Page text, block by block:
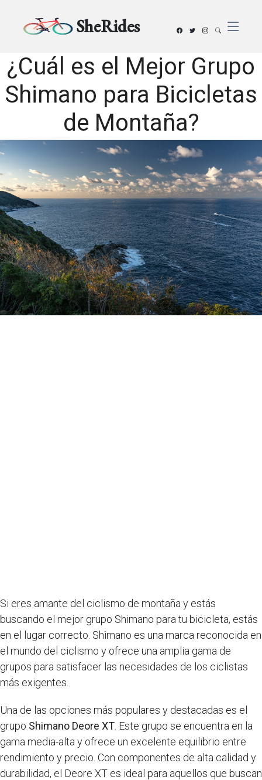
SheRides
¿Cuál es el Mejor Grupo
Shimano para Bicicletas
de Montaña?
Si eres amante del ciclismo de montaña y estás
buscando el mejor grupo Shimano para tu bicicleta, estás
en el lugar correcto. Shimano es una marca reconocida en
el mundo del ciclismo y ofrece una amplia gama de
grupos para satisfacer las necesidades de los ciclistas
más exigentes.
Una de las opciones más populares y destacadas es el
grupo Shimano Deore XT . Este grupo se encuentra en la
gama media-alta y ofrece un excelente equilibrio entre
rendimiento y precio. Con componentes de alta calidad y
durabilidad, el Deore XT es ideal para aquellos que buscan